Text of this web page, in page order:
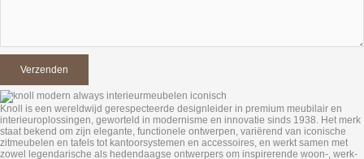
Knoll
is een wereldwijd gerespecteerde designleider in premium meubilair en
interieur­oplossingen, geworteld in modernisme en innovatie sinds 1938. Het merk
staat bekend om zijn elegante, functionele ontwerpen, variërend van iconische
zitmeubelen en tafels tot kantoorsystemen en accessoires, en werkt samen met
zowel legendarische als hedendaagse ontwerpers om inspirerende woon-, werk-